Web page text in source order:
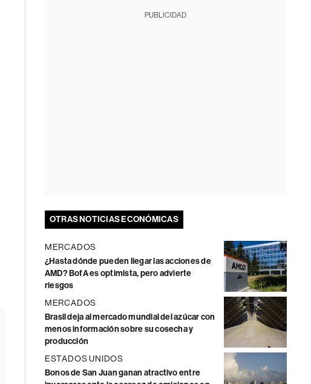
PUBLICIDAD
OTRAS NOTICIAS ECONÓMICAS
MERCADOS
¿Hasta dónde pueden llegar las acciones de
AMD? BofA es optimista, pero advierte
riesgos
MERCADOS
Brasil deja al mercado mundial del azúcar con
menos información sobre su cosecha y
producción
ESTADOS UNIDOS
Bonos de San Juan ganan atractivo entre